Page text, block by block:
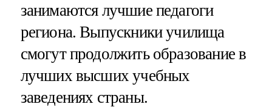
занимаются лучшие педагоги
региона. Выпускники училища
смогут продолжить образование в
лучших высших учебных
заведениях страны.